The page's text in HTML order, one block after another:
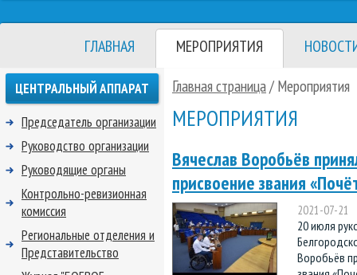
ГЛАВНАЯ МЕРОПРИЯТИЯ
Главная страница/ Мероприятия
МЕРОПРИЯТИЯ
Вячеслав Воробьёв
присвоение звания
2021-07-21
20 июля
Воробьёв
ЦЕНТРАЛЬНЫЙ АППАРАТ
Председатель организации
Руководство организации
Руководящие органы
Контрольно-ревизионная
комиссия
Региональные отделения и
Представительство